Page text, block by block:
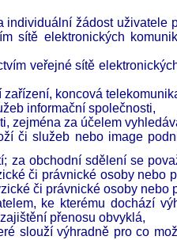
žádost uživatele
sítě elektronických
veřejné sítě
koncová
informační společnosti,
zejména za účelem
či služeb nebo image
obchodní sdělení se
či právnické osoby nebo
či právnické osoby nebo
ke kterému dochází
přenosu obvyklá,
slouží výhradně pro co